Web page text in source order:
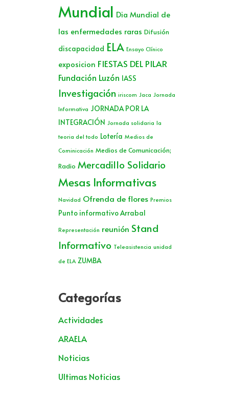
Mundial Dia Mundial de
las enfermedades raras Difusión
discapacidad ELA Ensayo Clínico
exposicion FIESTAS DEL PILAR
Fundación Luzón IASS
Investigación iriscom Jaca Jornada
Informativa JORNADA POR LA
INTEGRACIÓN Jornada solidaria la
teoria del todo Lotería Medios de
Cominicación Medios de Comunicación;
Radio Mercadillo Solidario
Mesas Informativas
Navidad Ofrenda de flores Premios
Punto informativo Arrabal
Representación reunión Stand
Informativo Teleasistencia unidad
de ELA ZUMBA
Categorías
Actividades
ARAELA
Noticias
Ultimas Noticias